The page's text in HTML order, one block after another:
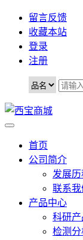
留言反馈
收藏本站
登录
注册
首页
公司简介
发展历
联系我
产品中心
科研产
检测分